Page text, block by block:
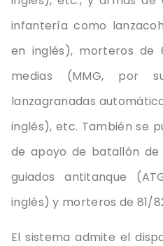
infantería como
en inglés), morteros de
medias (MMG, por
lanzagranadas
inglés), etc. También se
de apoyo de batallón
guiados antitanque
inglés) y morteros de 81/
El sistema admite el